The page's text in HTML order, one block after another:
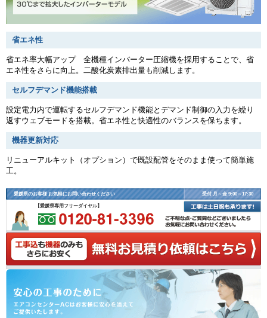
省エネ性
省エネ率大幅アップ 全機種インバーター圧縮機を採用することで、省
エネ性をさらに向上。二酸化炭素排出量も削減します。
セルフデマンド機能搭載
設定電力内で運転するセルフデマンド機能とデマンド制御の入力を繰り
返すウェブモードを搭載。省エネ性と快適性のバランスを保ちます。
機器更新対応
リニューアルキット（オプション）で既設配管をそのまま使って簡単施
工。
愛媛県のお客様 お気軽にお問い合わせください 受付 月～金 9:00～17:30
【愛媛県専用フリーダイヤル】